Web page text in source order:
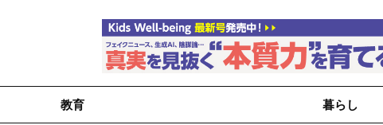
教育 暮らし